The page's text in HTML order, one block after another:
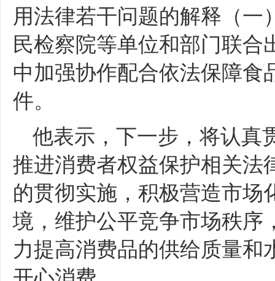
用法律若干问题的解释（一
民检察院等单位和部门联
中加强协作配合依法保障食
件。
他表示，下一步，将认真
推进消费者权益保护相关法
的贯彻实施，积极营造市场
境，维护公平竞争市场秩序
力提高消费品的供给质量和